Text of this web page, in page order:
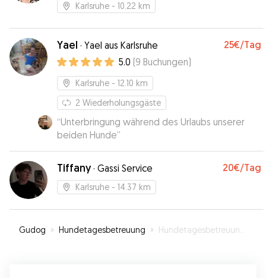
Karlsruhe - 10.22 km
Yael · Yael aus Karlsruhe 25€/Tag
5.0 (9 Buchungen)
Karlsruhe - 12.10 km
2 Wiederholungsgäste
“Unterbringung während des Urlaubs unserer
beiden Hunde”
Tiffany· Gassi Service 20€/Tag
Karlsruhe - 14.37 km
Gudog » Hundetagesbetreuung » Hundetagesbetreuung in Pfinztal